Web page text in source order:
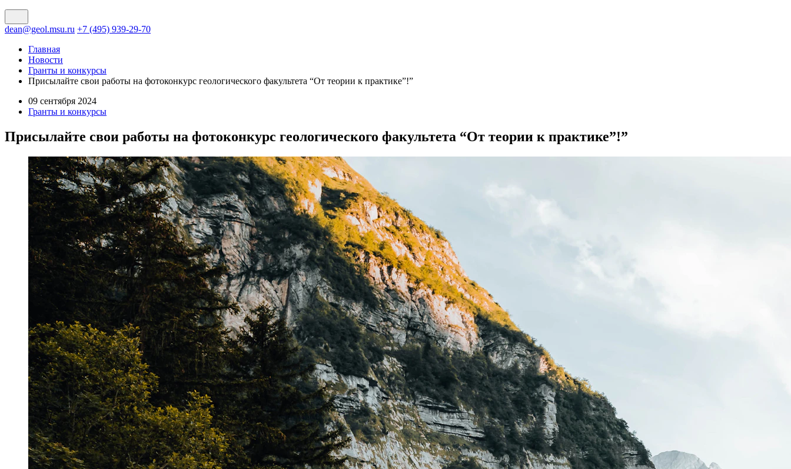
dean@geol.msu.ru +7 (495) 939-29-70
Главная
Новости
Гранты и конкурсы
Присылайте свои работы на фотоконкурс геологического факультета “От теории к практике”!”
09 сентября 2024
Гранты и конкурсы
Присылайте свои работы на фотоконкурс геологического факультета “От теории к практике”!”